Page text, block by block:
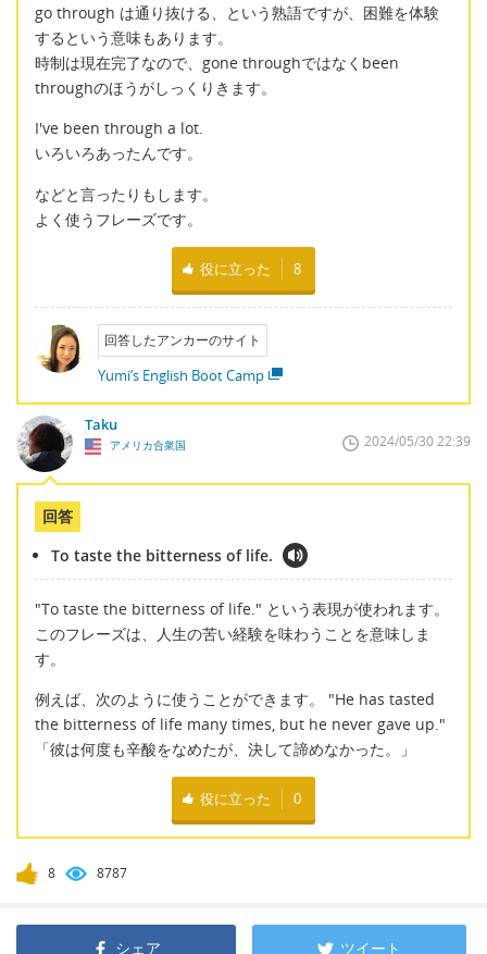
go through は通り抜ける、という熟語ですが、困難を体験
するという意味もあります。
時制は現在完了なので、gone throughではなくbeen
throughのほうがしっくりきます。
I've been through a lot.
いろいろあったんです。
などと言ったりもします。
よく使うフレーズです。
役に立った 8
回答したアンカーのサイト
Yumi’s English Boot Camp
Taku
アメリカ合衆国 2024/05/30 22:39
回答
To taste the bitterness of life.
"To taste the bitterness of life." という表現が使われます。
このフレーズは、人生の苦い経験を味わうことを意味しま
す。
例えば、次のように使うことができます。 "He has tasted
the bitterness of life many times, but he never gave up."
「彼は何度も辛酸をなめたが、決して諦めなかった。」
役に立った 0
8 8787
シェア ツイート